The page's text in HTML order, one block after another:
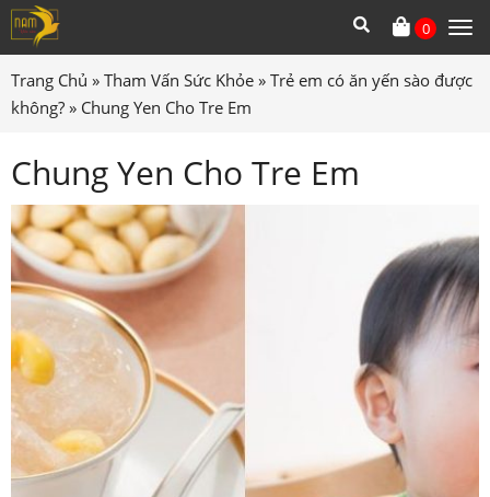
0
Trang Chủ » Tham Vấn Sức Khỏe » Trẻ em có ăn yến sào được
không? » Chung Yen Cho Tre Em
Chung Yen Cho Tre Em